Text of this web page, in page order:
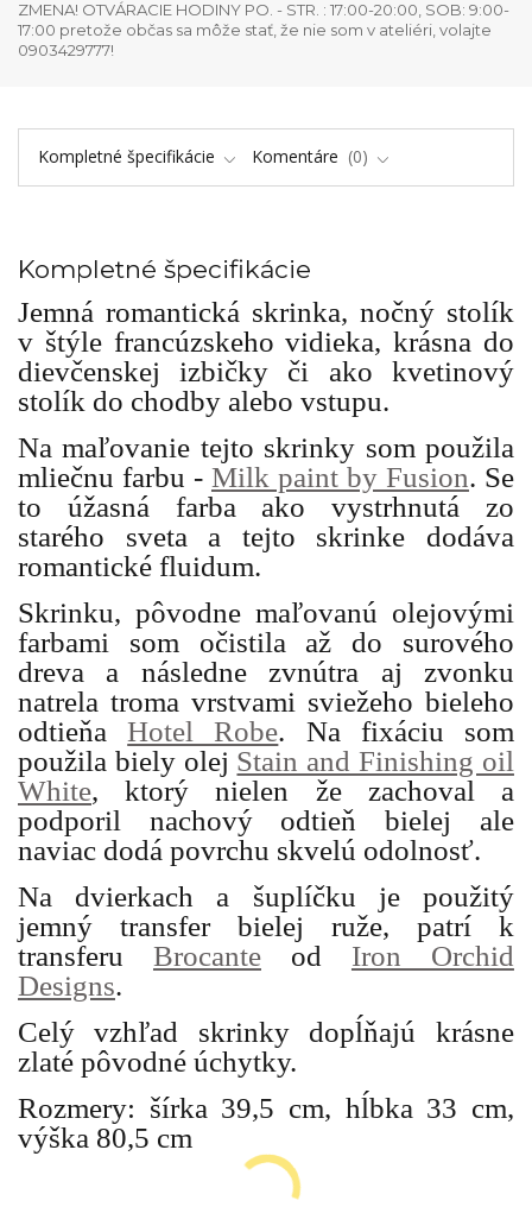
ZMENA! OTVÁRACIE HODINY PO. - STR. : 17:00-20:00, SOB: 9:00-
17:00 pretože občas sa môže stať, že nie som v ateliéri, volajte
0903429777!
Kompletné špecifikácie Komentáre 0
Kompletné špecifikácie
Jemná romantická skrinka, nočný stolík
v štýle francúzskeho vidieka, krásna do
dievčenskej izbičky či ako kvetinový
stolík do chodby alebo vstupu.
Na maľovanie tejto skrinky som použila
mliečnu farbu - Milk paint by Fusion. Se
to úžasná farba ako vystrhnutá zo
starého sveta a tejto skrinke dodáva
romantické fluidum.
Skrinku, pôvodne maľovanú olejovými
farbami som očistila až do surového
dreva a následne zvnútra aj zvonku
natrela troma vrstvami sviežeho bieleho
odtieňaHotel Robe. Na fixáciu som
použila biely olej Stain and Finishing oil
White, ktorý nielen že zachoval a
podporil nachový odtieň bielej ale
naviac dodá povrchu skvelú odolnosť.
Na dvierkach a šuplíčku je použitý
jemný transfer bielej ruže, patrí k
transferu Brocanteod Iron Orchid
Designs.
Celý vzhľad skrinky dopĺňajú krásne
zlaté pôvodné úchytky.
Rozmery: šírka 39,5 cm, hĺbka 33 cm,
výška 80,5 cm